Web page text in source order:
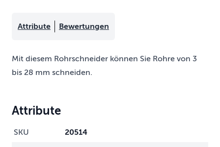
Attribute Bewertungen
Mit diesem Rohrschneider können Sie Rohre von 3
bis 28 mm schneiden.
Attribute
SKU 20514